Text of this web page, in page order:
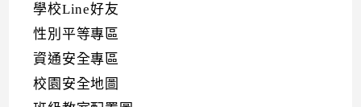
學校Line好友
性別平等專區
資通安全專區
校園安全地圖